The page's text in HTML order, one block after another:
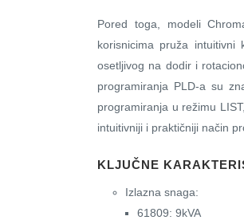
Pored toga, modeli
korisnicima pruža
osetljivog na dodir i
programiranja PLD-a su
programiranja u režimu
intuitivniji i praktičniji način
KLJUČNE
Izlazna snaga:
61809: 9kVA